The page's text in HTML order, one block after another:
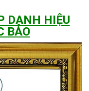
DANH HIỆU
BẢO